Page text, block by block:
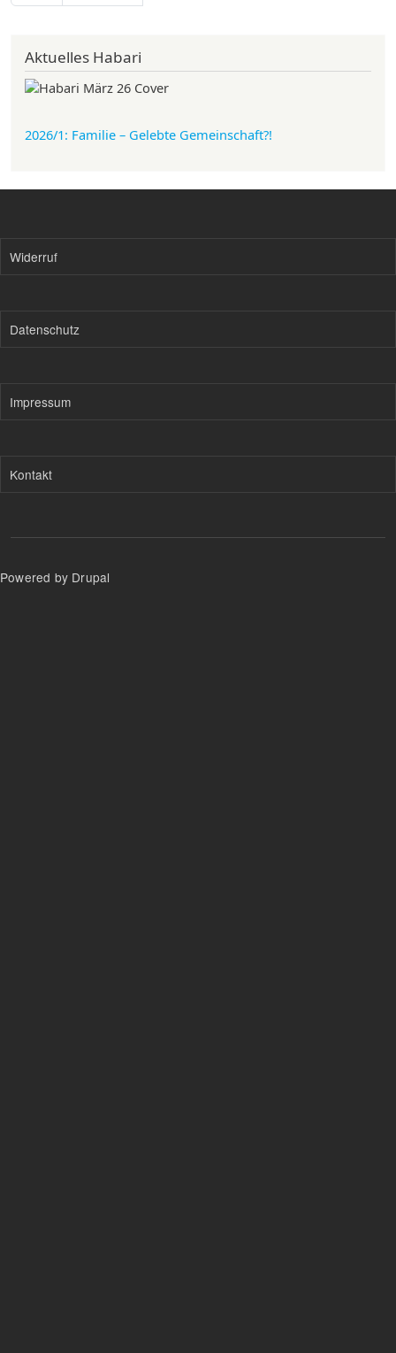
Aktuelles Habari
2026/1: Familie – Gelebte Gemeinschaft?!
Widerruf
Datenschutz
Impressum
Kontakt
Powered by Drupal